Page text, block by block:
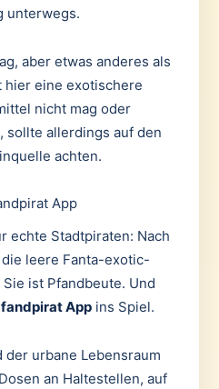
unterwegs.
aber etwas anderes als
hier eine exotischere
nicht mag oder
sollte allerdings auf den
achten.
App
echte Stadtpiraten: Nach
leere Fanta-exotic-
ist Pfandbeute. Und
Appins Spiel.
urbane Lebensraum
an Haltestellen, auf